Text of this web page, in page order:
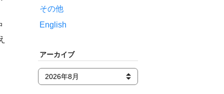
その他
English
アーカイブ